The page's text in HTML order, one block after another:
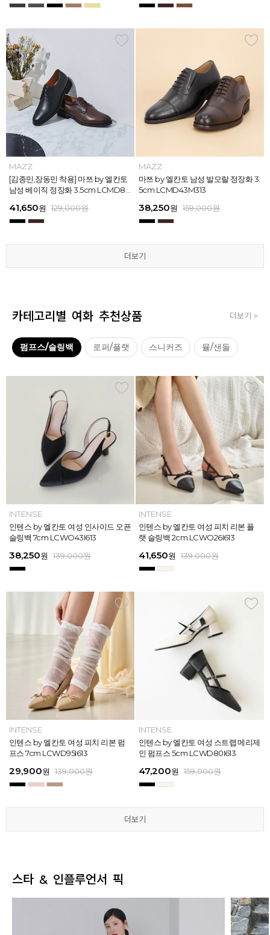
MAZZ
마쯔 by 엘칸토 남성 스트라이프 웨빙
포인트 스니커즈 3cm LCMS68M31
67,150원 179,000원
MAZZ
마쯔 by 엘칸토 남성 플레인 볼륨 컵
솔 스니커즈 3cm LCMS62M613
62,900원 179,000원
더보기
MAZZ
[김종민,장동민 착용] 마쯔 by 엘칸토
남성 베이직 정장화 3.5cm LCMD80
41,650원 129,000원
MAZZ
마쯔 by 엘칸토 남성 발모랄 정장화 3.
5cm LCMD43M313
38,250원 159,000원
더보기
MAZZ
마쯔 by 엘칸토 남성 오버랩 로퍼 2c
m LCMC92I126
38,250원 129,000원
MAZZ
마쯔 by 엘칸토 남성 스트랩 로퍼 2c
m LCMC91M313
39,200원 159,000원
더보기
MAZZ
마쯔 by 엘칸토 남성 포인트 컴포트화
4cm LCMD11M111
41,650원 129,000원
MAZZ
마쯔 by 엘칸토 남성 캐주얼 컴포트화
4cm LCMD13M111
41,650원 129,000원
더보기
MAZZ
마쯔 by 엘칸토 남성 스트라이프 웨빙
포인트 스니커즈 3cm LCMS68M31
67,150원 179,000원
MAZZ
마쯔 by 엘칸토 남성 플레인 볼륨 컵
솔 스니커즈 3cm LCMS62M613
62,900원 179,000원
더보기
MAZZ
[김종민,장동민 착용] 마쯔 by 엘칸토
남성 베이직 정장화 3.5cm LCMD80
41,650원 129,000원
MAZZ
마쯔 by 엘칸토 남성 발모랄 정장화 3.
5cm LCMD43M313
38,250원 159,000원
더보기
카테고리별 여화 추천상품 더보기 >
펌프스/슬링백 로퍼/플랫 스니커즈 뮬/샌들
INTENSE
인텐스 by 엘칸토 여성 위빙 스트랩
플랫 샌들 2.5cm LCWW05I626
45,900원 159,000원
MAZZ
마쯔 by 엘칸토 여성 와이드 위빙 크
로스 컴포트 뮬 3.5cm LCWW62M6
45,900원 159,000원
ELCANTO
[EXCLUSIVE] 노엘 엘칸토 여성 젤리
슈즈 2.3cm LCWW01U626
29,000원
MAZZ
마쯔 by 엘칸토 여성 크로스 와이드
스트랩 컴포트 샌들 3.5cm LCWW27
45,900원 159,000원
더보기
INTENSE
인텐스 by 엘칸토 여성 인사이드 오픈
슬링백 7cm LCWO43I613
38,250원 139,000원
INTENSE
인텐스 by 엘칸토 여성 피치 리본 플
랫 슬링백 2cm LCWO26I613
41,650원 139,000원
INTENSE
인텐스 by 엘칸토 여성 피치 리본 펌
프스 7cm LCWD95I613
29,900원 139,000원
INTENSE
인텐스 by 엘칸토 여성 스트랩 메리제
인 펌프스 5cm LCWD80I613
47,200원 159,000원
더보기
MAZZ
마쯔 by 엘칸토 여성 미니버클 캐주얼
로퍼 2.5cm LCWC02M613
28,720원 159,000원
INTENSE
인텐스 by 엘칸토 여성 피치 리본 더
블 스트랩 메리제인 2cm LCWD97I6
45,900원 159,000원
INTENSE
인텐스 by 엘칸토 여성 에나멜 스퀘어
오브제 플랫슈즈 1.5cm LCWD53I613
41,650원 149,000원
INTENSE
인텐스 by 엘칸토 여성 클래식 스트랩
로퍼 2cm LCWD72I613
27,920원 159,000원
더보기
MAZZ
마쯔 by 엘칸토 여성 슈레이스 포인트
고프코어 스니커즈 3cm LCWS03M
31,920원 169,000원
MAZZ
마쯔 by 엘칸토 여성 별자수 어글리
스니커즈 3.5cm LCWS04M613
39,900원 169,000원
MAZZ
마쯔 by 엘칸토 여성 투밴드 고프코어
플랫 캐주얼 2.5cm LCWC97M613
43,200원 159,000원
MAZZ
마쯔 by 엘칸토 여성 데이엔 스니커즈
3.5cm LCWS20M613
71,400원 189,000원
더보기
INTENSE
인텐스 by 엘칸토 여성 위빙 스트랩
플랫 샌들 2.5cm LCWW05I626
45,900원 159,000원
MAZZ
마쯔 by 엘칸토 여성 와이드 위빙 크
로스 컴포트 뮬 3.5cm LCWW62M6
45,900원 159,000원
ELCANTO
[EXCLUSIVE] 노엘 엘칸토 여성 젤리
슈즈 2.3cm LCWW01U626
29,000원
MAZZ
마쯔 by 엘칸토 여성 크로스 와이드
스트랩 컴포트 샌들 3.5cm LCWW27
45,900원 159,000원
더보기
INTENSE
인텐스 by 엘칸토 여성 인사이드 오픈
슬링백 7cm LCWO43I613
38,250원 139,000원
INTENSE
인텐스 by 엘칸토 여성 피치 리본 플
랫 슬링백 2cm LCWO26I613
41,650원 139,000원
INTENSE
인텐스 by 엘칸토 여성 피치 리본 펌
프스 7cm LCWD95I613
29,900원 139,000원
INTENSE
인텐스 by 엘칸토 여성 스트랩 메리제
인 펌프스 5cm LCWD80I613
47,200원 159,000원
더보기
스타 & 인플루언서 픽